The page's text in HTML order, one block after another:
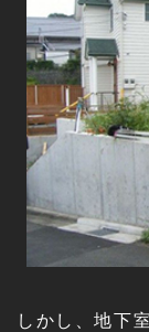
しかし、地下